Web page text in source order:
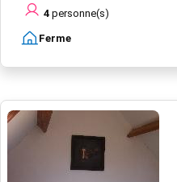
4 personne(s)
Ferme